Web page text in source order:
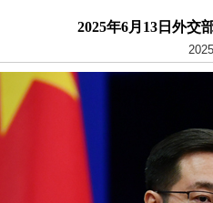
2025年6月13日外交